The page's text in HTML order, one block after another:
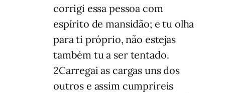
corrigi essa pessoa com
espírito de mansidão; e tu olha
para ti próprio, não estejas
também tu a ser tentado.
2Carregai as cargas uns dos
outros e assim cumprireis